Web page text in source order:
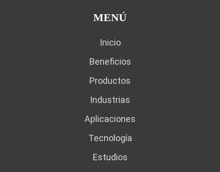
MENÚ
Inicio
Beneficios
Productos
Industrias
Aplicaciones
Tecnología
Estudios